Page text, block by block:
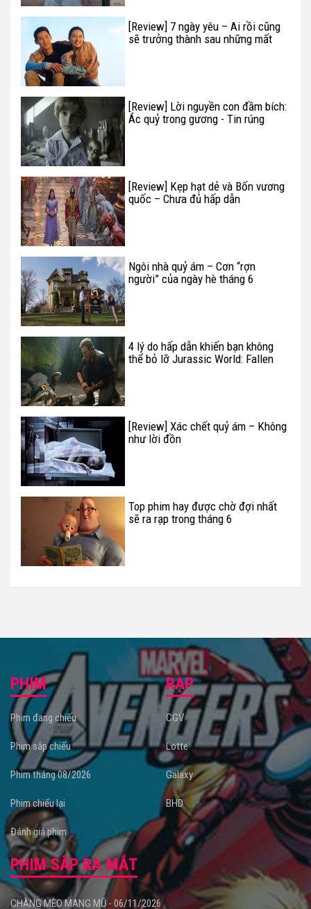
[Review] 7 ngày yêu – Ai rồi cũng
sẽ trưởng thành sau những mất
[Review] Lời nguyền con đầm bích:
Ác quỷ trong gương - Tin rúng
[Review] Kẹp hạt dẻ và Bốn vương
quốc – Chưa đủ hấp dẫn
Ngôi nhà quỷ ám – Cơn “rợn
người” của ngày hè tháng 6
4 lý do hấp dẫn khiến bạn không
thể bỏ lỡ Jurassic World: Fallen
[Review] Xác chết quỷ ám – Không
như lời đồn
Top phim hay được chờ đợi nhất
sẽ ra rạp trong tháng 6
PHIM
Phim đang chiếu
Phim sắp chiếu
Phim tháng 08/2026
Phim chiếu lại
Đánh giá phim
RẠP
CGV
Lotte
Galaxy
BHD
PHIM SẮP RA MẮT
CHÀNG MÈO MANG MŨ - 06/11/2026